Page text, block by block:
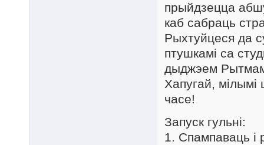
прыйдзецца
каб сабраць
Рыхтуйцеся да
птушкамі са
дыджэем
Хапугай, мілымі
часе!
Запуск гульні:
1. Спампаваць і